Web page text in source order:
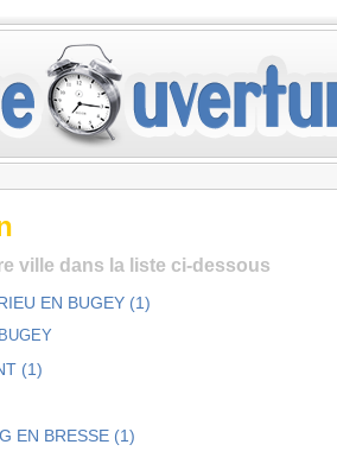
ville dans la liste ci-dessous
EN BUGEY (1)
(1)
EN BRESSE (1)